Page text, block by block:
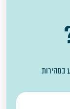
במהירות